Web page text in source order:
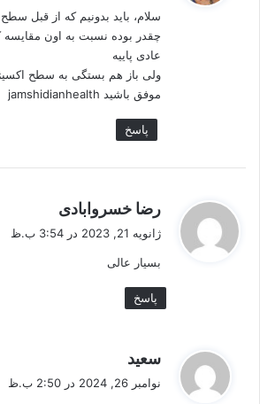
:
سلام، باید بدونیم که از قبل
عادی پاییه
ولی باز هم بستگی به سطح‌
موفق باشید jamshidianhealth
پاسخ
رضا خسروابادی
ژانویه 21, 2023 در 3:54 ب.ظ
بسیار عالی
پاسخ
سعید
نوامبر 26, 2024 در 2:50 ب.ظ